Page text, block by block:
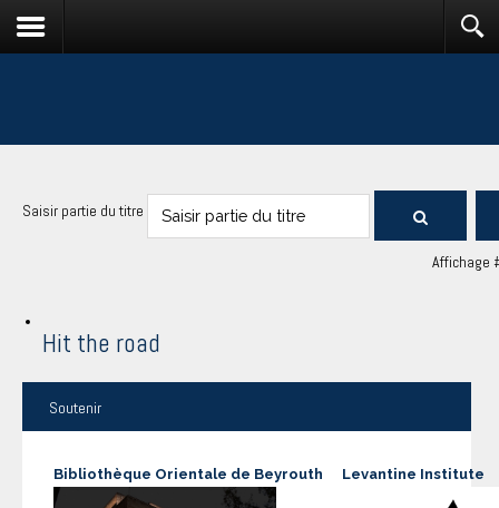
Saisir partie du titre
Affichage
Hit the road
Soutenir
Bibliothèque Orientale de Beyrouth Levantine Institute